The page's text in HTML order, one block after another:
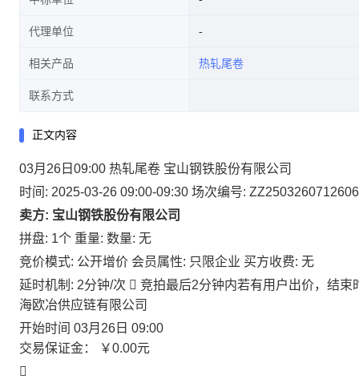
代理单位
相关产品 热轧尾卷
联系方式
正文内容
03月26日09:00 热轧尾卷 宝山钢铁股份有限公司
时间: 2025-03-26 09:00-09:30 场次编号: ZZ2503260712606
卖方: 宝山钢铁股份有限公司
拼盘: 1个 重量: 数量: 无
竞价模式: 公开增价 会员属性: 只限企业 买方收费: 无
延时机制: 2分钟/次  竞拍最后2分钟内若有用户出价，结
海欧冶供应链有限公司
开始时间 03月26日 09:00
交易保证金：
￥0.00元
